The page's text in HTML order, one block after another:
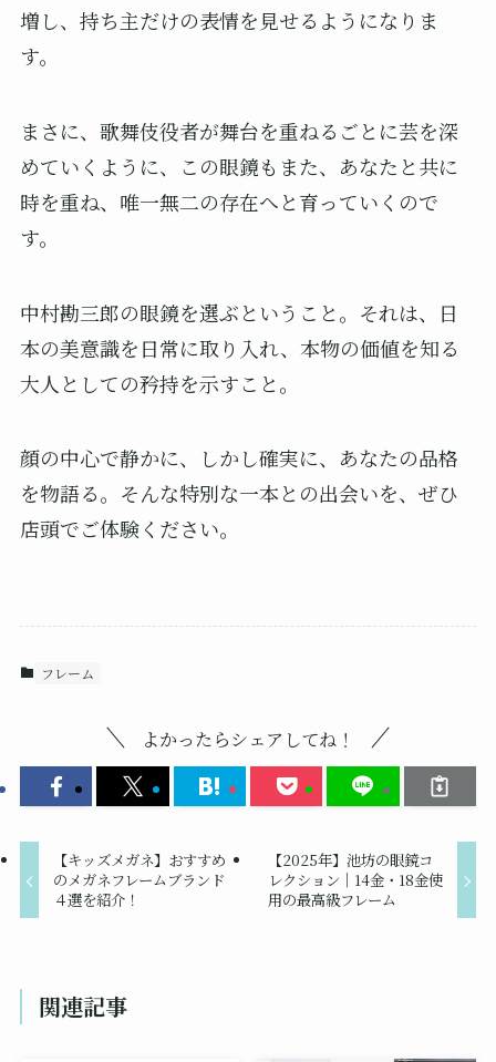
増し、持ち主だけの表情を見せるようになりま
す。
まさに、歌舞伎役者が舞台を重ねるごとに芸を深
めていくように、この眼鏡もまた、あなたと共に
時を重ね、唯一無二の存在へと育っていくので
す。
中村勘三郎の眼鏡を選ぶということ。それは、日
本の美意識を日常に取り入れ、本物の価値を知る
大人としての矜持を示すこと。
顔の中心で静かに、しかし確実に、あなたの品格
を物語る。そんな特別な一本との出会いを、ぜひ
店頭でご体験ください。
フレーム
よかったらシェアしてね！
【キッズメガネ】おすすめ
のメガネフレームブランド
４選を紹介！
【2025年】池坊の眼鏡コ
レクション｜14金・18金使
用の最高級フレーム
関連記事